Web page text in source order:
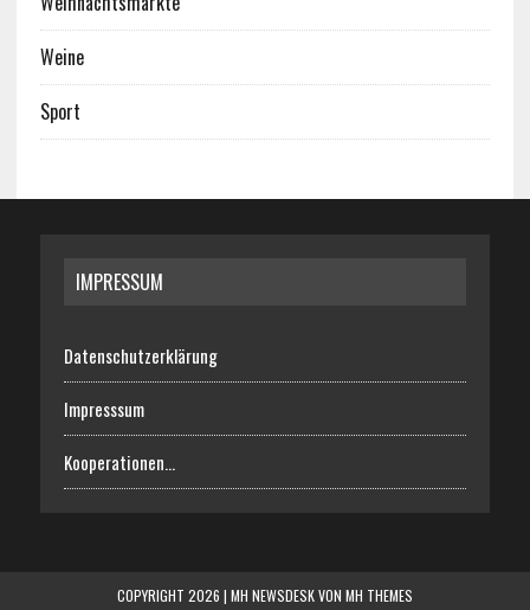
Weine
Sport
IMPRESSUM
Datenschutzerklärung
Impresssum
Kooperationen…
COPYRIGHT 2026 | MH NEWSDESK VON MH THEMES